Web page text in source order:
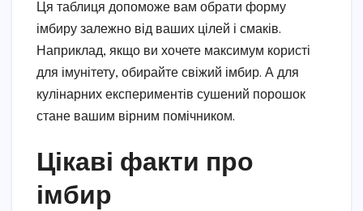
Ця таблиця допоможе вам обрати форму
імбиру залежно від ваших цілей і смаків.
Наприклад, якщо ви хочете максимум користі
для імунітету, обирайте свіжий імбир. А для
кулінарних експериментів сушений порошок
стане вашим вірним помічником.
Цікаві факти про
імбир